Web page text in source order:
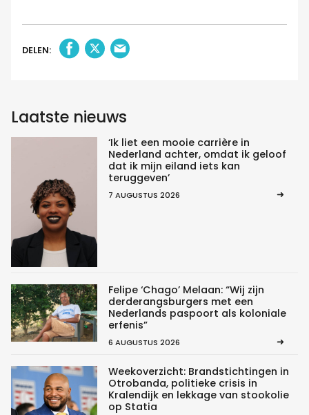
DELEN:
Laatste nieuws
‘Ik liet een mooie carrière in
Nederland achter, omdat ik geloof
dat ik mijn eiland iets kan
teruggeven’
7 AUGUSTUS 2026
Felipe ‘Chago’ Melaan: “Wij zijn
derderangsburgers met een
Nederlands paspoort als koloniale
erfenis”
6 AUGUSTUS 2026
Weekoverzicht: Brandstichtingen in
Otrobanda, politieke crisis in
Kralendijk en lekkage van stookolie
op Statia